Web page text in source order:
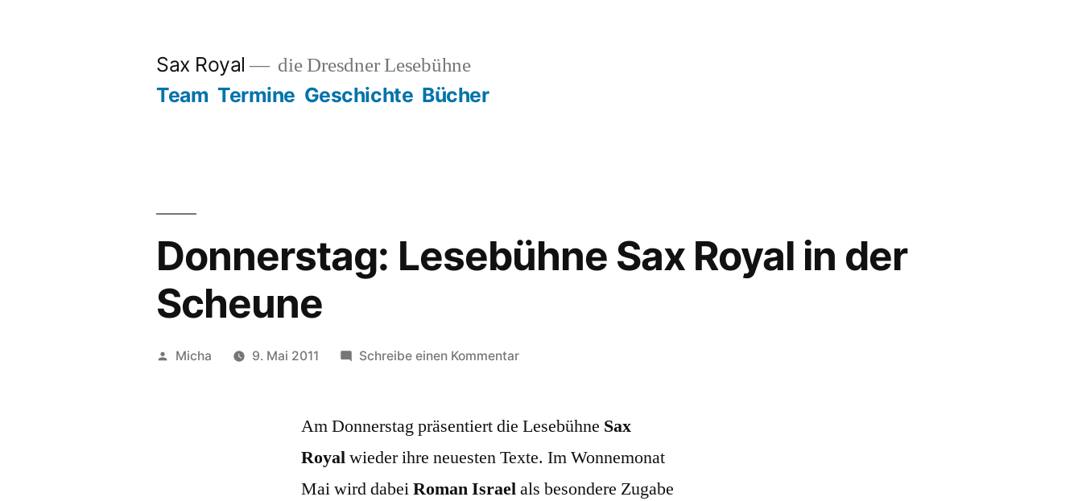
Sax Royal die Dresdner Lesebühne
Team Termine Geschichte Bücher
Donnerstag: Lesebühne Sax Royal in der
Scheune
Veröffentlicht
Micha 9. Mai 2011 Schreibe einen Kommentarzu
Sax
in
der
Am Donnerstag präsentiert die Lesebühne Sax
Royalwieder ihre neuesten Texte. Im Wonnemonat
Mai wird dabeiRoman Israelals besondere Zugabe